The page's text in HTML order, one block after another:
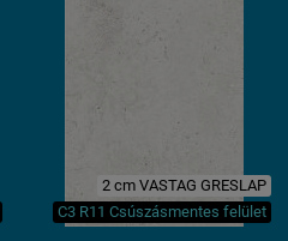
2 cm VASTAG GRESLAP
C3 R11 Csúszásmentes felület